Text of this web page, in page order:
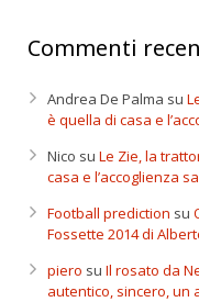
Commenti
Andrea De Palma su
è quella di casa e
Nico su Le Zie, la
casa e l’accoglienza
Football prediction su
Fossette 2014 di
piero su Il rosato da
autentico, sincero, un